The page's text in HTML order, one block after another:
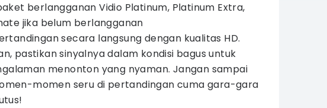
berlangganan Vidio Platinum, Platinum Extra,
jika belum berlangganan
secara langsung dengan kualitas HD.
pastikan sinyalnya dalam kondisi bagus untuk
menonton yang nyaman. Jangan sampai
momen seru di pertandingan cuma gara-gara